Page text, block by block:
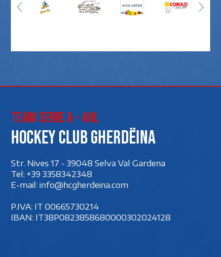
Team Serie A - AHL
Hockey club Gherdëina
Str. Nives 17 - 39048 Selva Val Gardena
Tel: +39 3358342348
E-mail: info@hcgherdeina.com
P.IVA: IT 00‍665730214
IBAN: IT38P0823858680000302024128